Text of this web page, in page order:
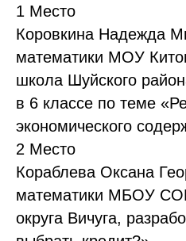
1 Место
Коровкина Надежда
математики МОУ
школа Шуйского
в 6 классе по теме
экономического
2 Место
Кораблева Оксана
математики МБОУ
округа Вичуга,